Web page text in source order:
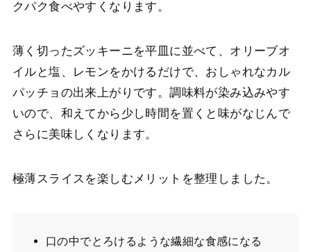
クパク食べやすくなります。
薄く切ったズッキーニを平皿に並べて、オリーブオ
イルと塩、レモンをかけるだけで、おしゃれなカル
パッチョの出来上がりです。調味料が染み込みやす
いので、和えてから少し時間を置くと味がなじんで
さらに美味しくなります。
極薄スライスを楽しむメリットを整理しました。
口の中でとろけるような繊細な食感になる